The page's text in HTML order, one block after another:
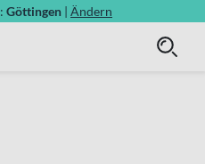
Göttingen | Ändern